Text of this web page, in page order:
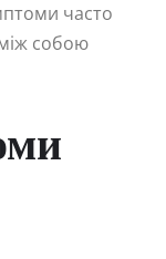
часто
собою